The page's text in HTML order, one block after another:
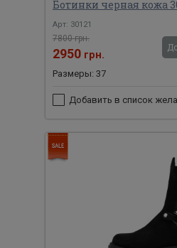
Ботинки черная кожа
Арт: 30121
7800 грн.
2950 грн.
Размеры: 37
Добавить в список